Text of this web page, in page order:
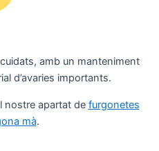
amb un manteniment
d’avaries importants.
nostre apartat de furgonetes
mà.